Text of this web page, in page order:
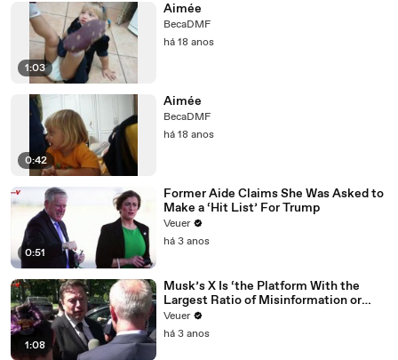
1:03
Aimée
BecaDMF
há 18 anos
0:42
Aimée
BecaDMF
há 18 anos
0:51
Former Aide Claims She Was Asked to
Make a ‘Hit List’ For Trump
Veuer
há 3 anos
1:08
Musk’s X Is ‘the Platform With the
Largest Ratio of Misinformation or
Disinformation’ Amongst All Social
Media Platforms
Veuer
há 3 anos